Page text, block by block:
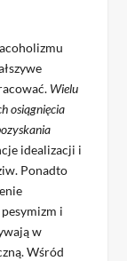
Wielu
osiągnięcia
idealizacji i
Ponadto
i
w
Wśród